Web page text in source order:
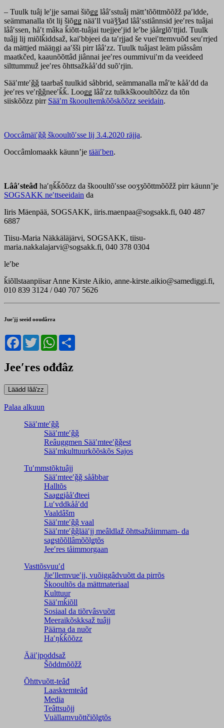
– Tuulk tuâj leʹjje samai šiõǥǥ lââʹsstuâj mättʼtõõttmõõžž paʹldde,
seämmanalla tõt lij šiõǥǥ nääʹll vuäǯǯad lââʹsstiânnsid jeeʹres tuâjai
lââʹssen, håʹt mâka ǩiõtt-tuâjai tuejjeeʹjid leʹbe jåårǥlõʹttjid. Tuulk
tuâjj lij miõlǩiddsaž, kaiʹbbjeei da taʹrjjad še vueiʹttemvuõđ seuʹrrjed
da mättjed määŋgi aaʹšši pirr lââʹzz. Tuulk tuâjast leäm piâssâm
maatkčed, kaaunõõttâd jiânnai jeeʹres oummivuiʹm da veeideed
silttummuž jeeʹres õhttsažkååʹdd suõʹrjin.
Sääʹmteʹǧǧ taarbaš tuulkid såbbrid, seämmanalla mâʹte kååʹdd da
jeeʹres veʹrǧǧneeʹǩǩ. Looǥǥ lââʹzz tulkkškooultõõzz da tõn
siiskõõzz pirr Sääʹm škooultemkõõskõõzz seeidain.
Ooccâmäiʹǧǧ škooultõʹsse lij 3.4.2020 räjja.
Ooccâmlomaakk käunnʼje tääiʹben.
Lââʹsteâđ haʹŋǩǩõõzz da škooultõʹsse ooʒʒõõttmõõžž pirr käunnʼje
SOGSAKK neʹttseeidain da
Iiris Mäenpää, SOGSAKK, iiris.maenpaa@sogsakk.fi, 040 487
6887
Tiisu-Maria Näkkäläjärvi, SOGSAKK, tiisu-
maria.nakkalajarvi@sogsakk.fi, 040 378 0304
leʹbe
ǩiõllstaanpiisar Anne Kirste Aikio, anne-kirste.aikio@samediggi.fi,
010 839 3124 / 040 707 5626
Jueʹjj seeid ooudårra
Facebook
TwitterWhatsApp
Jeeʹres ođđâz
Palaa alkuun
Sääʹmteʹǧǧ
Sääʹmteʹǧǧ
Reâuggmen Sääʹmteeʹǧǧest
Sääʹmkulttuurkõõskõs Sajos
Tuʹmmstõktuâjj
Sääʹmteeʹǧǧ sååbbar
Halltõs
Saaǥǥjååʹđteei
Luʹvddkååʹdd
Vaaldâšm
Sääʹmteʹǧǧ vaal
Sääʹmteʹǧǧlääʹjj meâldlaž õhttsažtåimmam- da
saǥstõõllâmõõlǥtõs
Jeeʹres tåimmorgaan
Vasttõsvuuʹd
Jieʹllemvueʹjj, vuõiggâdvuõtt da pirrõs
Škooultõs da mättmateriaal
Kulttuur
Sääʹmǩiõll
Sosiaal da tiõrvâsvuõtt
Meeraikõskksaž tuâjj
Päärna da nuõr
Haʹŋǩǩõõzz
Ääiʹjpoddsaž
Šõddmõõžž
Õhttvuõtt-teâđ
Laasktemteâđ
Media
Teâttsuõjj
Vuällamvuõttčiõlǥtõs